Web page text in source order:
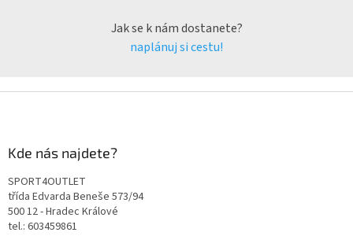
Jak se k nám dostanete?
naplánuj si cestu!
Kde nás najdete?
SPORT4OUTLET
třída Edvarda Beneše 573/94
500 12 - Hradec Králové
tel.: 603459861